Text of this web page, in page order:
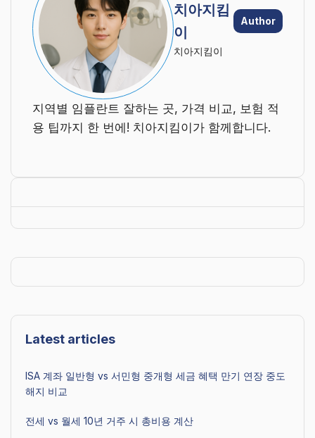
치아지킴
이
Author
치아지킴이
지역별 임플란트 잘하는 곳, 가격 비교, 보험 적
용 팁까지 한 번에! 치아지킴이가 함께합니다.
Latest articles
ISA 계좌 일반형 vs 서민형 중개형 세금 혜택 만기 연장 중도
해지 비교
전세 vs 월세 10년 거주 시 총비용 계산